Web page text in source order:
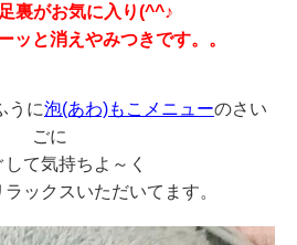
裏がお気に入り(^^♪
ッと消えやみつきです。。
うに泡(あわ)もこメニューのさい
ごに
て気持ちよ～く
ックスいただいてます。